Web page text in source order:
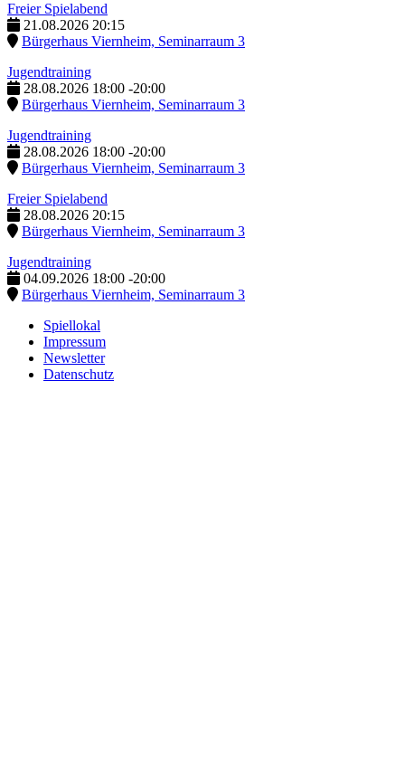
Freier Spielabend
21.08.2026 20:15
Bürgerhaus Viernheim, Seminarraum 3
Jugendtraining
28.08.2026 18:00 -20:00
Bürgerhaus Viernheim, Seminarraum 3
Jugendtraining
28.08.2026 18:00 -20:00
Bürgerhaus Viernheim, Seminarraum 3
Freier Spielabend
28.08.2026 20:15
Bürgerhaus Viernheim, Seminarraum 3
Jugendtraining
04.09.2026 18:00 -20:00
Bürgerhaus Viernheim, Seminarraum 3
Spiellokal
Impressum
Newsletter
Datenschutz